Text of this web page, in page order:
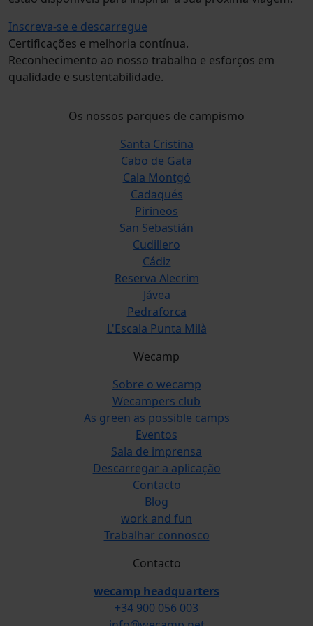
Inscreva-se e descarregue
Certificações e melhoria contínua.
Reconhecimento ao nosso trabalho e esforços em
qualidade e sustentabilidade.
Os nossos parques de campismo
Santa Cristina
Cabo de Gata
Cala Montgó
Cadaqués
Pirineos
San Sebastián
Cudillero
Cádiz
Reserva Alecrim
Jávea
Pedraforca
L'Escala Punta Milà
Wecamp
Sobre o wecamp
Wecampers club
As green as possible camps
Eventos
Sala de imprensa
Descarregar a aplicação
Contacto
Blog
work and fun
Trabalhar connosco
Contacto
wecamp headquarters
+34 900 056 003